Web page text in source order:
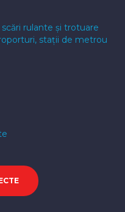
rulante și trotuare
stații de metrou